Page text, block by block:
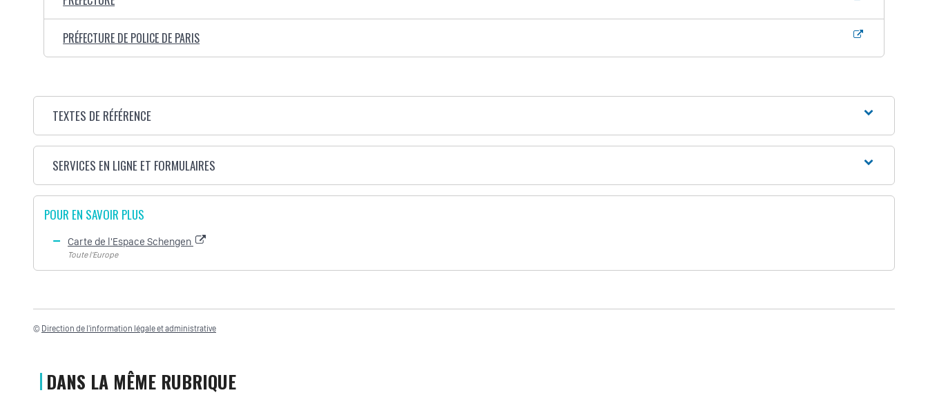
PRÉFECTURE DE POLICE DE PARIS
TEXTES DE RÉFÉRENCE
SERVICES EN LIGNE ET FORMULAIRES
POUR EN SAVOIR PLUS
Carte de l'Espace Schengen
Toute l'Europe
© Direction de l'information légale et administrative
DANS LA MÊME RUBRIQUE